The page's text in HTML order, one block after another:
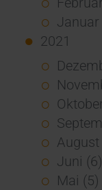
Januar
2021
August
Juni (6)
Mai (5)